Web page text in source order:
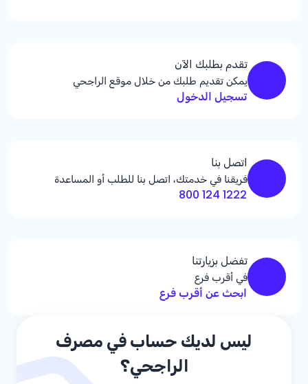
تقدم بطلبك الآن
يمكن تقديم طلبك من خلال موقع الراجحي
تسجيل الدخول
اتصل بنا
فريقنا في خدمتك، اتصل بنا للطلب أو المساعدة
1222 124 800
تفضل بزيارتنا
في أقرب فرع
ابحث عن أقرب فرع
ليس لديك حساب في مصرف
الراجحي؟